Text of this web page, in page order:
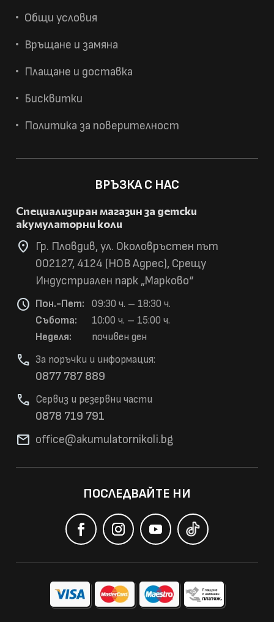
Общи условия
Връщане и замяна
Плащане и доставка
Бисквитки
Политика за поверителност
ВРЪЗКА С НАС
Специализиран магазин за детски
акумулаторни коли
location_on
Гр. Пловдив, ул. Околовръстен път
002127, 4124 (НОВ Адрес), Срещу
Индустриален парк „Марково“
schedule Пон.-Пет:
09:30 ч. – 18:30 ч.
Събота:
10:00 ч. – 15:00 ч.
Неделя:
почивен ден
За поръчки и информация:
phone
0877 787 889
Сервиз и резервни части
phone
0878 719 791
mail office@akumulatornikoli.bg
ПОСЛЕДВАЙТЕ НИ